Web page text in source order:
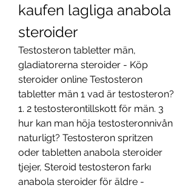
kaufen lagliga anabola
steroider
Testosteron tabletter män,
gladiatorerna steroider - Köp
steroider online Testosteron
tabletter män 1 vad är testosteron?
1. 2 testosterontillskott för män. 3
hur kan man höja testosteronnivån
naturligt? Testosteron spritzen
oder tabletten anabola steroider
tjejer, Steroid testosteron farkı
anabola steroider för äldre -